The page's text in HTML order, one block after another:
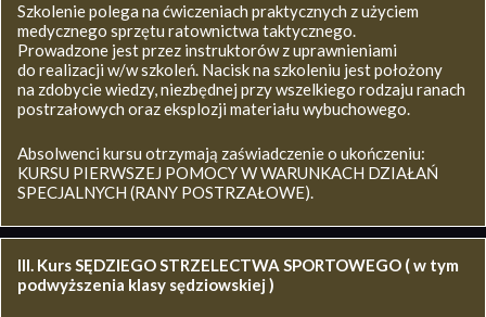
Szkolenie polega na ćwiczeniach praktycznych z użyciem
medycznego sprzętu ratownictwa taktycznego.
Prowadzone jest przez instruktorów z uprawnieniami
do realizacji w/w szkoleń. Nacisk na szkoleniu jest położony
na zdobycie wiedzy, niezbędnej przy wszelkiego rodzaju ranach
postrzałowych oraz eksplozji materiału wybuchowego.
Absolwenci kursu otrzymają zaświadczenie o ukończeniu:
KURSU PIERWSZEJ POMOCY W WARUNKACH DZIAŁAŃ
SPECJALNYCH (RANY POSTRZAŁOWE).
III. Kurs SĘDZIEGO STRZELECTWA SPORTOWEGO ( w tym
podwyższenia klasy sędziowskiej )